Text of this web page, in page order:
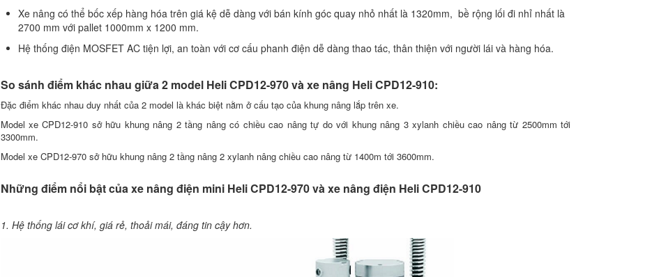
Xe nâng có thể bốc xếp hàng hóa trên giá kệ dễ dàng với bán kính góc quay nhỏ nhất là 1320mm, bề rộng lối đi nhỉ nhất là
2700 mm với pallet 1000mm x 1200 mm.
Hệ thống điện MOSFET AC tiện lợi, an toàn với cơ cấu phanh điện dễ dàng thao tác, thân thiện với người lái và hàng hóa.
So sánh điểm khác nhau giữa 2 model Heli CPD12-970 và xe nâng Heli CPD12-910:
Đặc điểm khác nhau duy nhất của 2 model là khác biệt nằm ở cấu tạo của khung nâng lắp trên xe.
Model xe CPD12-910 sở hữu khung nâng 2 tầng nâng có chiều cao nâng tự do với khung nâng 3 xylanh chiều cao nâng từ 2500mm tới
3300mm.
Model xe CPD12-970 sở hữu khung nâng 2 tầng nâng 2 xylanh nâng chiều cao nâng từ 1400m tới 3600mm.
Những điểm nổi bật của xe nâng điện mini Heli CPD12-970 và xe nâng điện Heli CPD12-910
1. Hệ thống lái cơ khí, giá rẻ, thoải mái, đáng tin cậy hơn.